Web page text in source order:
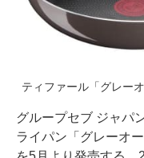
ティファール「グレー
グループセブ ジャパ
ライパン「グレーオ